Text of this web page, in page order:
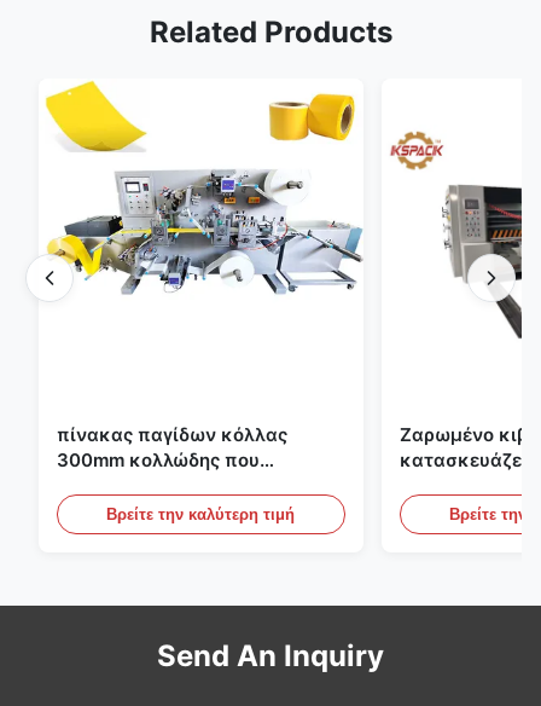
Related Products
πίνακας παγίδων κόλλας
300mm κολλώδης που
γεωργίαΒρείτε την καλύτερη τιμή
Ζαρωμένο
κατασκευάζει
το ζαρωμένο
Βρείτε την
Send An Inquiry